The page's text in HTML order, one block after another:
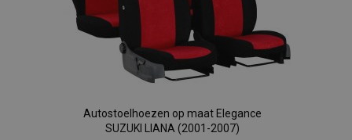
Autostoelhoezen op maat Elegance
SUZUKI LIANA (2001-2007)